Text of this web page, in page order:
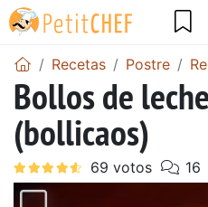
Recetas Postre
Bollos de
(bollicaos)